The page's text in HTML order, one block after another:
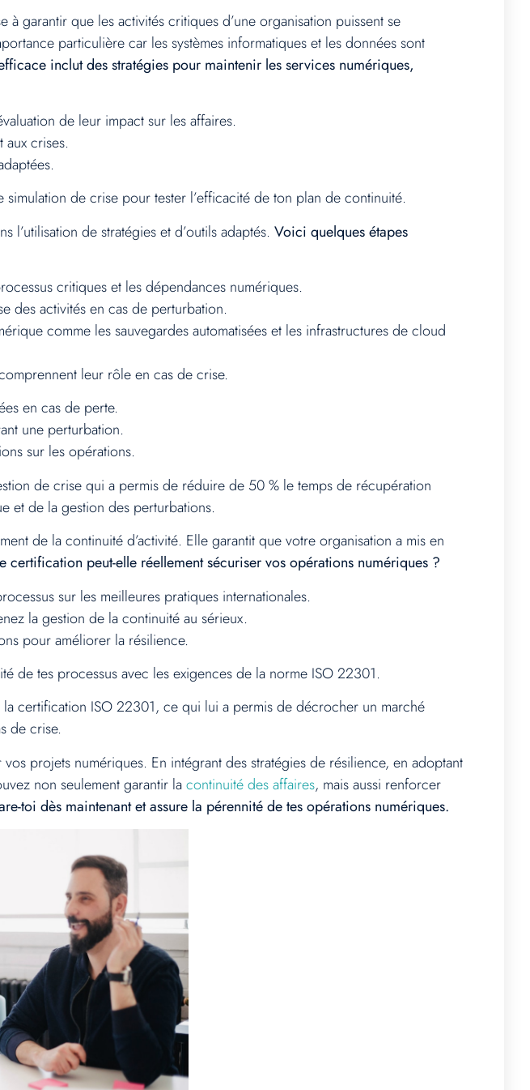
garantir que les activités critiques d’une organisation puissent se
particulière car les systèmes informatiques et les données sont
inclut des stratégies pour maintenir les services numériques,
de leur impact sur les affaires.
crises.
de crise pour tester l’efficacité de ton plan de continuité.
de stratégies et d’outils adaptés. Voici quelques étapes
critiques et les dépendances numériques.
des activités en cas de perturbation.
comme les sauvegardes automatisées et les infrastructures de cloud
leur rôle en cas de crise.
en cas de perte.
une perturbation.
sur les opérations.
de crise qui a permis de réduire de 50 % le temps de récupération
et de la gestion des perturbations.
de la continuité d’activité. Elle garantit que votre organisation a mis en
certification peut-elle réellement sécuriser vos opérations numériques ?
sur les meilleures pratiques internationales.
la gestion de la continuité au sérieux.
pour améliorer la résilience.
de tes processus avec les exigences de la norme ISO 22301.
certification ISO 22301, ce qui lui a permis de décrocher un marché
de crise.
projets numériques. En intégrant des stratégies de résilience, en adoptant
non seulement garantir lacontinuité des affaires, mais aussi renforcer
toi dès maintenant et assure la pérennité de tes opérations numériques.